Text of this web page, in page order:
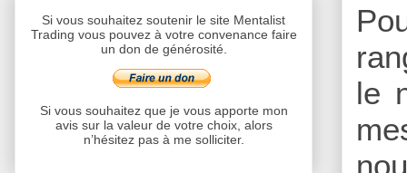
le
Si vous souhaitez soutenir le site Mentalist
Trading vous pouvez à votre convenance faire
un don de générosité.
Si vous souhaitez que je vous apporte mon
avis sur la valeur de votre choix, alors
n’hésitez pas à me solliciter.